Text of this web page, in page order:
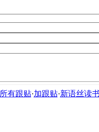
所有跟贴·加跟贴·新语丝读